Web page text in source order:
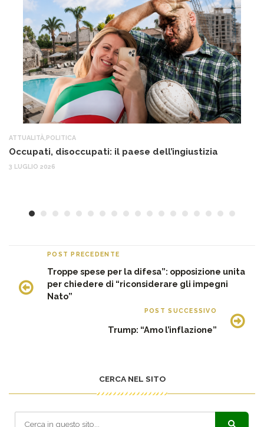
ATTUALITÀ POLITICA
Occupati, disoccupati: il paese dell’ingiustizia
3 LUGLIO 2026
POST PRECEDENTE
Troppe spese per la difesa”: opposizione unita
per chiedere di “riconsiderare gli impegni
Nato”
POST SUCCESSIVO
Trump: “Amo l’inflazione”
CERCA NEL SITO